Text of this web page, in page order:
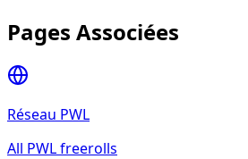
Pages Associées
Réseau PWL
All PWLfreerolls